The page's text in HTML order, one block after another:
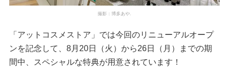
撮影：博多あや.
「アットコスメストア」では今回のリニューアルオープ
ンを記念して、8月20日（火）から26日（月）までの期
間中、スペシャルな特典が用意されています！